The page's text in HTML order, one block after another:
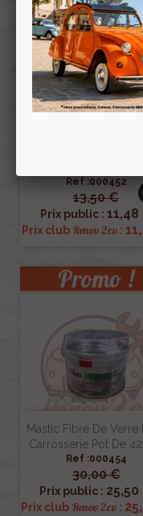
Ref :000452
13,50 €
Prix public :
Prix club Renov 2cv:
Mastic Fibre De Verre
Carrosserie Pot De
Ref :000454
30,00 €
Prix public :
Prix club Renov 2cv :
Promo !